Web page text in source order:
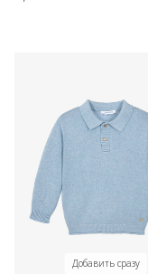
Добавить сразу